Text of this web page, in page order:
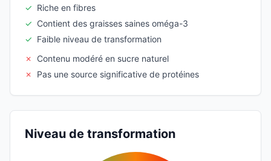
✓ Riche en fibres
✓ Contient des graisses saines oméga-3
✓ Faible niveau de transformation
✗
Contenu modéré en sucre naturel
✗
Pas une source significative de protéines
Niveau de transformation